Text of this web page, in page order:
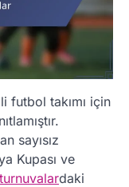
futbol takımı için
sayısız
Kupası ve
daki